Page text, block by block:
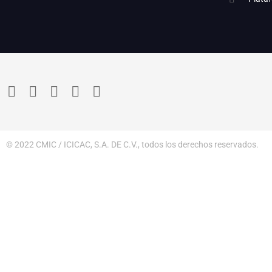
© 2022 CMIC / ICICAC, S.A. DE C.V., todos los derechos reservados.